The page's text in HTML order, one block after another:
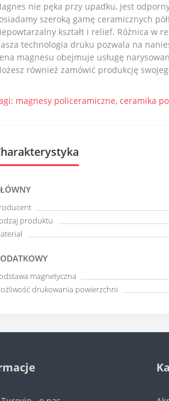
nie pęka przy upadku, jest
szeroką gamę ceramicznych
kształt i relief. Różnica w
technologia druku pozwala na
magnesu obejmuje usługę
również zamówić produkcję
magnesy policeramiczne, ceramika
produktu
magnetyczna
drukowania powierzchni